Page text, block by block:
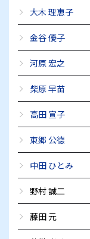
大木 理恵子
金谷 優子
河原 宏之
柴原 早苗
高田 宣子
東郷 公德
中田 ひとみ
野村 誠二
藤田 元